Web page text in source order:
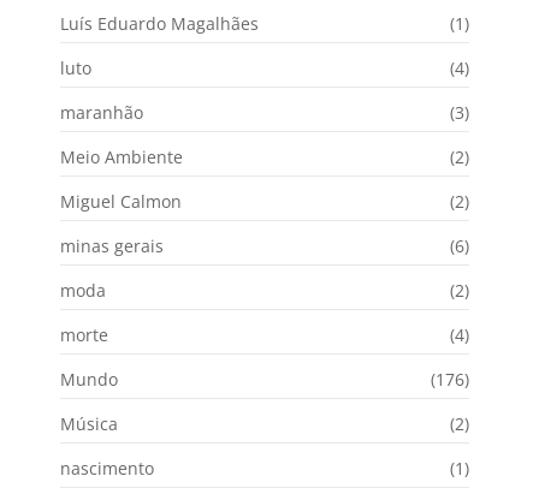
Luís Eduardo Magalhães
(1)
luto
(4)
maranhão
(3)
Meio Ambiente
(2)
Miguel Calmon
(2)
minas gerais
(6)
moda
(2)
morte
(4)
Mundo
(176)
Música
(2)
nascimento
(1)